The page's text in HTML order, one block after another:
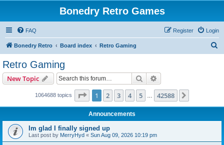
Bonedry Retro Games
FAQ Login
Register
Bonedry Retro Board index Retro Gaming
Retro Gaming
New Topic Search
1064688 topics Page 1of 42588
1 2 3 4 5 42588
Announcements
Im glad I finally signed up
Last post by MerryHyd « Sun Aug 09, 2026 10:19 pm